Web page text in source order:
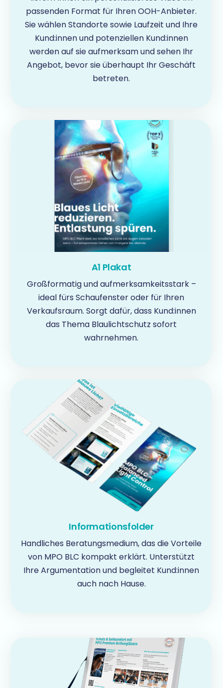
passenden Format für Ihren OOH-Anbieter.
Sie wählen Standorte sowie Laufzeit und Ihre
Kund:innen und potenziellen Kund:innen
werden auf sie aufmerksam und sehen Ihr
Angebot, bevor sie überhaupt Ihr Geschäft
betreten.
A1 Plakat
Großformatig und aufmerksamkeitsstark –
ideal fürs Schaufenster oder für Ihren
Verkaufsraum. Sorgt dafür, dass Kund:innen
das Thema Blaulichtschutz sofort
wahrnehmen.
Informationsfolder
Handliches Beratungsmedium, das die Vorteile
von MPO BLC kompakt erklärt. Unterstützt
Ihre Argumentation und begleitet Kund:innen
auch nach Hause.